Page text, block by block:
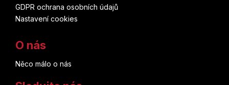
GDPR ochrana osobních údajů
Nastavení cookies
O nás
Něco málo o nás